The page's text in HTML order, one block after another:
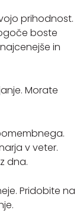
prihodnost.
boste
in
Morate
v veter.
dna.
Pridobite na